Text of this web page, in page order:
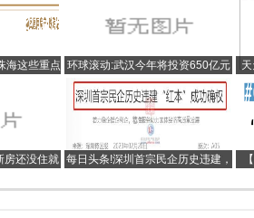
海这些重点
环球滚动:武汉今年将投资650亿元
修桥铺路
房还没住就 每日头条!深圳首宗民企历史违建，